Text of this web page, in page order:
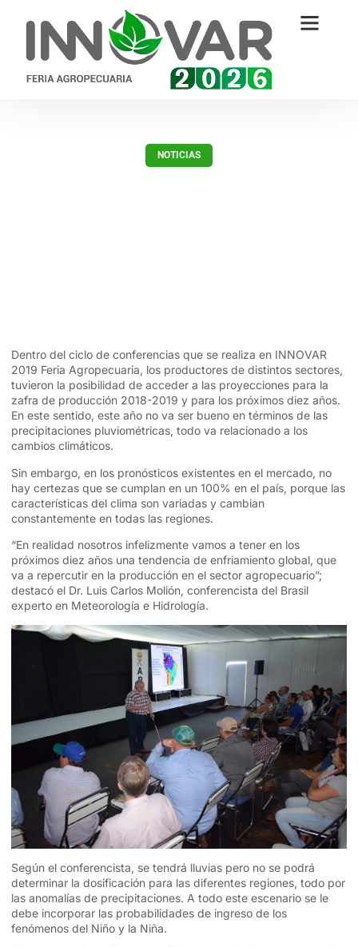
NOTICIAS
Dentro del ciclo de conferencias que se realiza en INNOVAR
2019 Feria Agropecuaria, los productores de distintos sectores,
tuvieron la posibilidad de acceder a las proyecciones para la
zafra de producción 2018-2019 y para los próximos diez años.
En este sentido, este año no va ser bueno en términos de las
precipitaciones pluviométricas, todo va relacionado a los
cambios climáticos.
Sin embargo, en los pronósticos existentes en el mercado, no
hay certezas que se cumplan en un 100% en el país, porque las
características del clima son variadas y cambian
constantemente en todas las regiones.
“En realidad nosotros infelizmente vamos a tener en los
próximos diez años una tendencia de enfriamiento global, que
va a repercutir en la producción en el sector agropecuario”;
destacó el Dr. Luis Carlos Molión, conferencista del Brasil
experto en Meteorología e Hidrología.
Según el conferencista, se tendrá lluvias pero no se podrá
determinar la dosificación para las diferentes regiones, todo por
las anomalías de precipitaciones. A todo este escenario se le
debe incorporar las probabilidades de ingreso de los
fenómenos del Niño y la Niña.